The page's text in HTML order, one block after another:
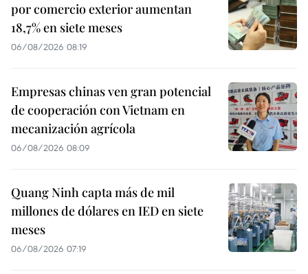
por comercio exterior aumentan
18,7% en siete meses
06/08/2026 08:19
Empresas chinas ven gran potencial
de cooperación con Vietnam en
mecanización agrícola
06/08/2026 08:09
Quang Ninh capta más de mil
millones de dólares en IED en siete
meses
06/08/2026 07:19